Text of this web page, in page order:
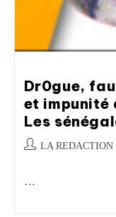
Dr0gue,
et impunité
Les
LA REDACTION
…